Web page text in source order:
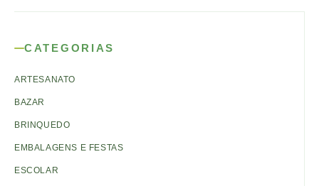
CATEGORIAS
ARTESANATO
BAZAR
BRINQUEDO
EMBALAGENS E FESTAS
ESCOLAR